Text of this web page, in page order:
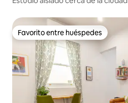
Favorito entre huéspedes
Favorito entre huéspedes